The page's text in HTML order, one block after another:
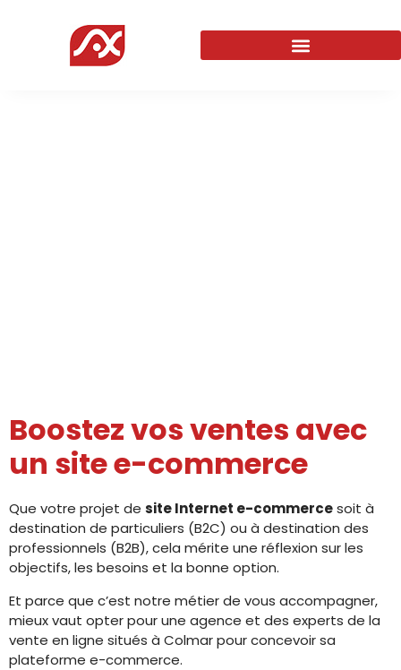
Boostez vos ventes avec
un site e-commerce
Que votre projet de site Internet e-commercesoit à
destination de particuliers (B2C) ou à destination des
professionnels (B2B), cela mérite une réflexion sur les
objectifs, les besoins et la bonne option.
Et parce que c’est notre métier de vous accompagner,
mieux vaut opter pour une agence et des experts de la
vente en ligne situés à Colmar pour concevoir sa
plateforme e-commerce.